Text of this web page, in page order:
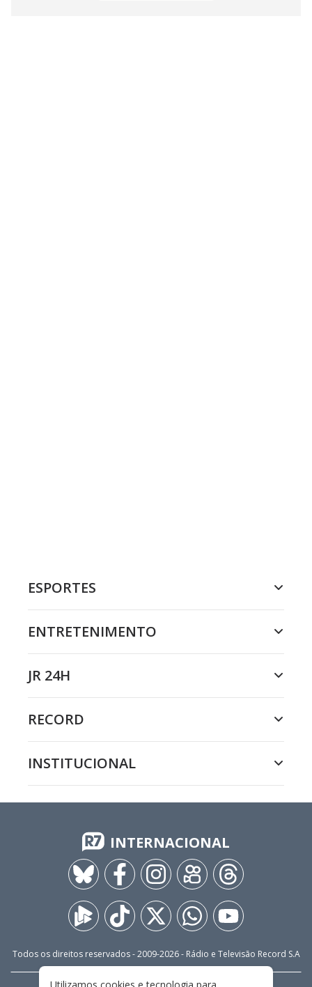
ESPORTES
ENTRETENIMENTO
JR 24H
RECORD
INSTITUCIONAL
INTERNACIONAL
Todos os direitos reservados - 2009-2026- Rádio e Televisão Record S.A